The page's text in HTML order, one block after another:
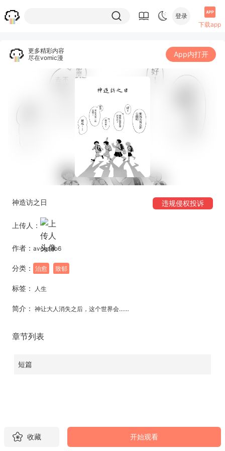
登录
下载app
更多精彩内容
尽在vomic漫
App内打开
神造访之日 违规侵权投诉
上传人：
作者： avogado6
分类： 治愈 致郁
标签： 人生
简介： 神让大人消失之后，这个世界会……
章节列表
短篇
收藏 开始观看